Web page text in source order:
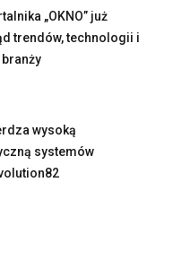
„OKNO” już
trendów, technologii i
wysoką
systemów